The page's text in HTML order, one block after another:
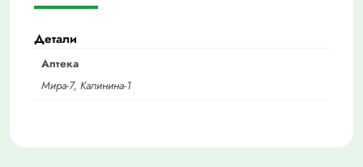
Детали
Аптека
Мира-7, Калинина-1